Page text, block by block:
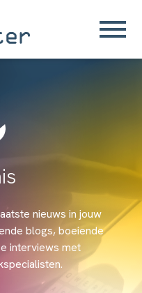
nieuws in jouw
blogs, boeiende
interviews met